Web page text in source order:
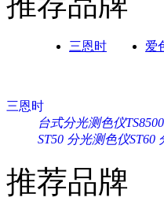
三恩时 爱
三恩时
台式分光测色仪
ST50 分光测色仪ST60
推荐品牌